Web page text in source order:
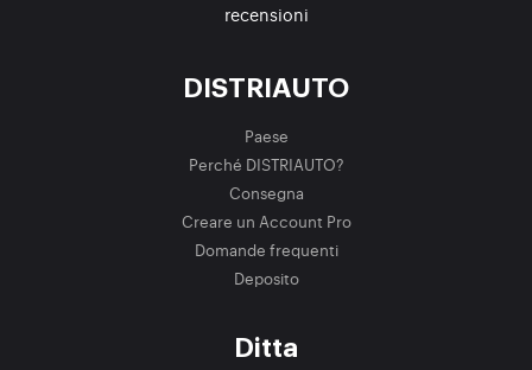
recensioni
DISTRIAUTO
Paese
Perché DISTRIAUTO?
Consegna
Creare un Account Pro
Domande frequenti
Deposito
Ditta